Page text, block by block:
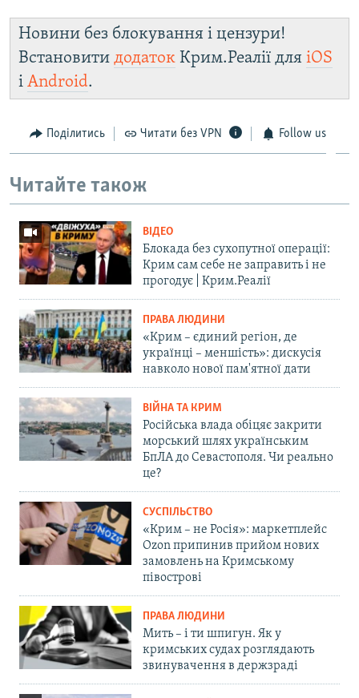
Новини без блокування і цензури!
Встановити додаток Крим.Реалії для iOS
і Android.
Поділитись Читати без VPN Follow us
Читайте також
ВІДЕО
Блокада без сухопутної операції:
Крим сам себе не заправить і не
прогодує | Крим.Реалії
ПРАВА ЛЮДИНИ
«Крим – єдиний регіон, де
українці – меншість»: дискусія
навколо нової пам'ятної дати
ВІЙНА ТА КРИМ
Російська влада обіцяє закрити
морський шлях українським
БпЛА до Севастополя. Чи реально
це?
СУСПІЛЬСТВО
«Крим – не Росія»: маркетплейс
Ozon припинив прийом нових
замовлень на Кримському
півострові
ПРАВА ЛЮДИНИ
Мить – і ти шпигун. Як у
кримських судах розглядають
звинувачення в держзраді